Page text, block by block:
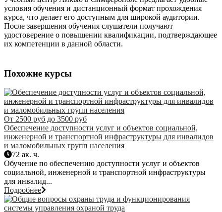
условия обучения и дистанционный формат прохождения
курса, что делает его доступным для широкой аудитории.
После завершения обучения слушатели получают
удостоверение о повышении квалификации, подтверждающее
их компетенции в данной области.
Похожие курсы
От 2500 руб до 3500 руб
Обеспечение доступности услуг и объектов социальной,
инженерной и транспортной инфраструктуры для инвалидов
и маломобильных групп населения
72 ак. ч.
Обучение по обеспечению доступности услуг и объектов
социальной, инженерной и транспортной инфраструктуры
для инвалид...
Подробнее